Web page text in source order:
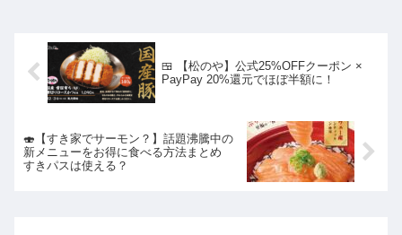
🍱 【松のや】公式25%OFFクーポン ×
PayPay 20%還元でほぼ半額に！
🍣【すき家でサーモン？】話題沸騰中の
新メニューをお得に食べる方法まとめ
すきパスは使える？